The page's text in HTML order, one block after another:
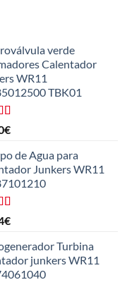
verde
Calentador
WR11
TBK01
€
de Agua para
Junkers WR11
€
Turbina
junkers WR11